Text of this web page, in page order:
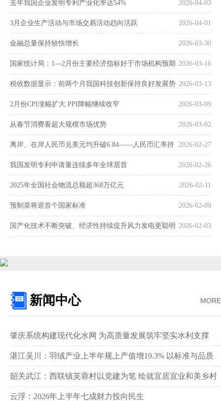
2026-04-03
去年我国企业发明专利产业化率达54%
2026-04-01
3月企业生产活动与市场交易活动趋向活跃
2026-03-30
金融总量保持较快增长
2026-03-16
国家统计局：1—2月份主要经济指标好于市场机构预期
2026-03-13
税收数据显示：前两个月我国科技创新保持良好发展势
头 2026-03-09
2月份CPI涨幅扩大 PPI降幅继续收窄
2026-03-02
从春节消费看超大规模市场优势
2026-02-27
离岸、在岸人民币兑美元均升破6.84——人民币汇率持
续走强 2026-02-26
我国发明专利申请量连续多年全球居首
2026-02-11
2025年全国社会物流总额超368万亿元
2026-02-09
预制菜将迎首个国家标准
2026-02-03
国产化技术不断突破、经济性持续提升风力发电更聪明
MORE
新闻中心
肇庆系统构建现代化水网 为高质量发展筑牢坚实水利支撑‌
湛江吴川：羽绒产业上半年规上产值增19.3% 以标准与品质
领跑全国赛道‌
韶关武江：西联镇芙蓉村以党建为笔 绘就宜居宜业和美乡村
新画卷‌
云浮：2026年上半年七成财力投向民生